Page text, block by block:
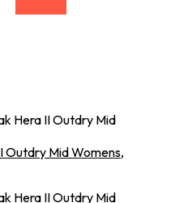
Outdry Mid Womens,